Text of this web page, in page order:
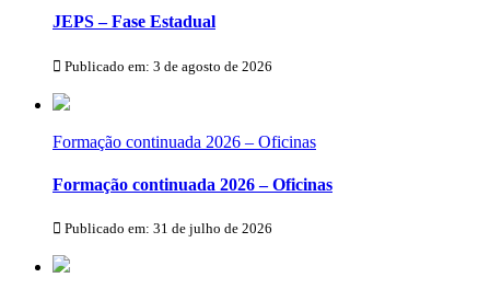
JEPS – Fase Estadual
Publicado em: 3 de agosto de 2026
Formação continuada 2026 – Oficinas
Formação continuada 2026 – Oficinas
Publicado em: 31 de julho de 2026